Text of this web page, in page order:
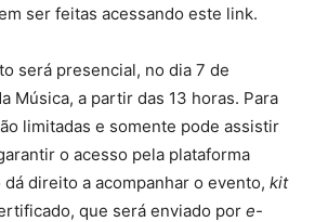
ser feitas acessando este link.
será presencial, no dia 7 de
Música, a partir das 13 horas. Para
limitadas e somente pode assistir
o acesso pela plataforma
dá direito a acompanhar o evento, kit
que será enviado por e-